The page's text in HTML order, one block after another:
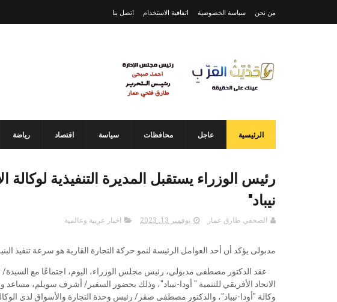
من نحن سياسة الخصوصية اتفاقية الاستخدام اتصل بنا
الرئيسية عاجل محافظات سياسة اقتصاد رياضة
رئيس الوزراء يستقبل المديرة التنفيذية لوكالة
نيباد"
الصحفي طارق عمار نوفمبر 13, 2023 اخبار عربية وعالمية
مدبولى يؤكد أن أحد العوامل الرئيسة لنمو حركة التجارة القارية هو سرعة تنفيذ
عقد الدكتور مصطفى مدبولي، رئيس مجلس الوزراء، اليوم، اجتماعًا مع السيدة/
الاتحاد الأفريقي للتنمية " أودا-نيباد"، وذلك بحضور السفير/ أشرف سويلم،
وكالة "أودا-نيباد"، والدكتور مصطفى صقر/ رئيس وحدة التجارة والأسواق لدى